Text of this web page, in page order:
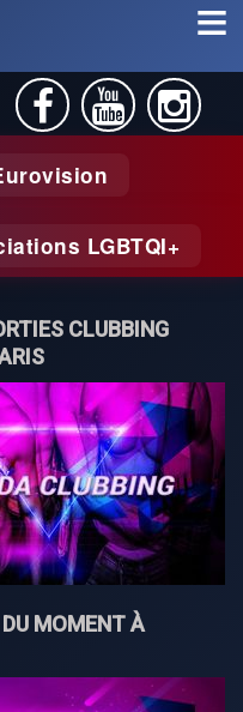
LGBTQI+
CLUBBING
MOMENT À